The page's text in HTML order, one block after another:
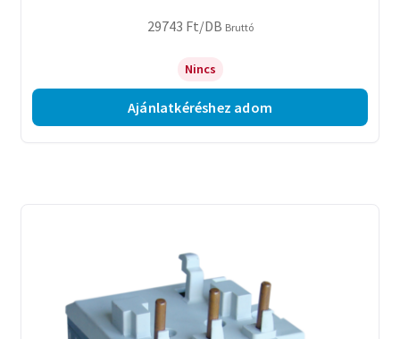
29743 Ft/DB Bruttó
Nincs
Ajánlatkéréshez adom